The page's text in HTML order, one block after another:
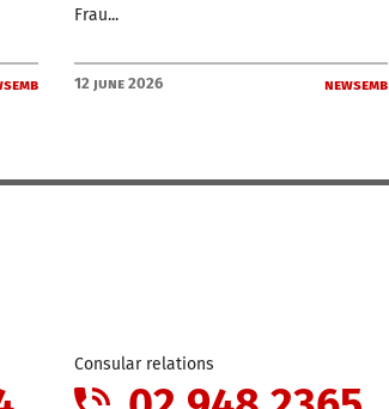
Frau...
12 June 2026 newsemb
Consular relations